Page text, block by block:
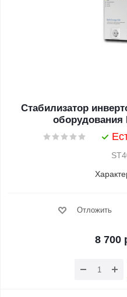
Стабилизатор
оборудования
Отложить
8 700